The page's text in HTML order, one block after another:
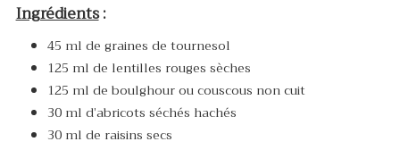
Ingrédients:
45 ml de graines de tournesol
125 ml de lentilles rouges sèches
125 ml de boulghour ou couscous non cuit
30 ml d’abricots séchés hachés
30 ml de raisins secs